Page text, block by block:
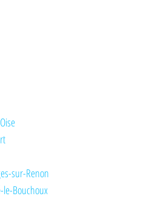
sur-Renon
le-Bouchoux